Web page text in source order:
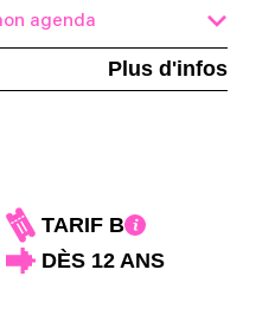
agenda
Plus d'infos
TARIF B
DÈS 12 ANS